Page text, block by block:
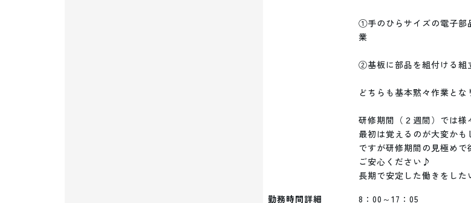
①手のひらサイズの電子部
業
②基板に部品を組付ける組
どちらも基本黙々作業とな
研修期間（２週間）では様
最初は覚えるのが大変かも
ですが研修期間の見極め
ご安心ください♪
長期で安定した働きをし
勤務時間詳細
8：00～17：05